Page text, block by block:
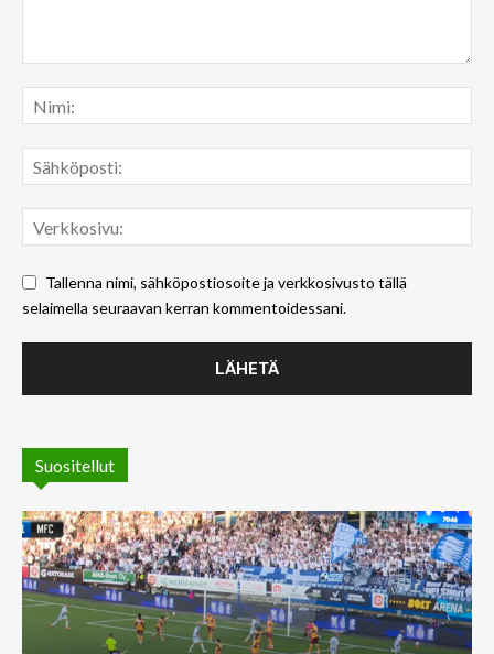
Tallenna nimi, sähköpostiosoite ja verkkosivusto tällä
selaimella seuraavan kerran kommentoidessani.
Suositellut